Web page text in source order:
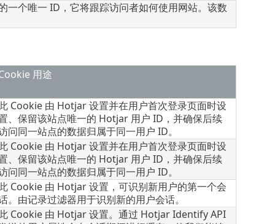
一个唯一 ID，它将跟踪访问者如何使用网站。该数
用途
Cookie 由 Hotjar 设置并在用户首次登录页面时设
、保留该站点唯一的 Hotjar 用户 ID，并确保后续
问同一站点的数据归属于同一用户 ID。
Cookie 由 Hotjar 设置并在用户首次登录页面时设
、保留该站点唯一的 Hotjar 用户 ID，并确保后续
问同一站点的数据归属于同一用户 ID。
Cookie 由 Hotjar 设置，可识别新用户的第一个会
。由记录过滤器用于识别新的用户会话。
Cookie 由 Hotjar 设置。通过 Hotjar Identify API